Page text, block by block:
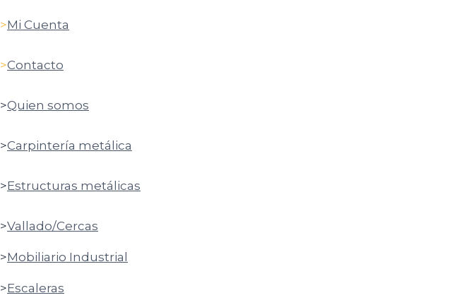
>Mi Cuenta
>Contacto
>Quien somos
>Carpintería metálica
>Estructuras metálicas
>Vallado/Cercas
>Mobiliario Industrial
>Escaleras